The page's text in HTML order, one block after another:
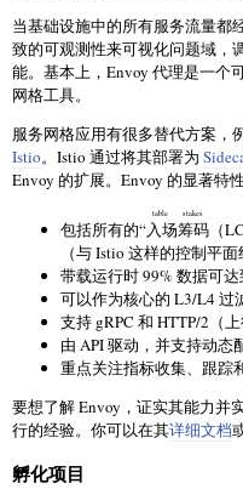
当基础设施中的所有服务流量都
致的可观测性来可视化问题域，
能。基本上，Envoy 代理是一个
网格工具。
服务网格应用有很多替代方案，
Istio。Istio 通过将其部署为
Envoy 的扩展。Envoy 的显著特
包括所有的“入场筹码
table stakes
（
（与 Istio 这样的控制平面
带载运行时 99% 数据可
可以作为核心的 L3/L4 过
支持 gRPC 和 HTTP/2（上
由 API 驱动，并支持动态
重点关注指标收集、跟踪
要想了解 Envoy，证实其能力并
行的经验。你可以在其详细文档
孵化项目